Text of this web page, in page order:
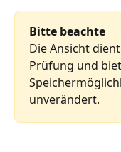
Bitte beachte
Die Ansicht
Prüfung und
unverändert.